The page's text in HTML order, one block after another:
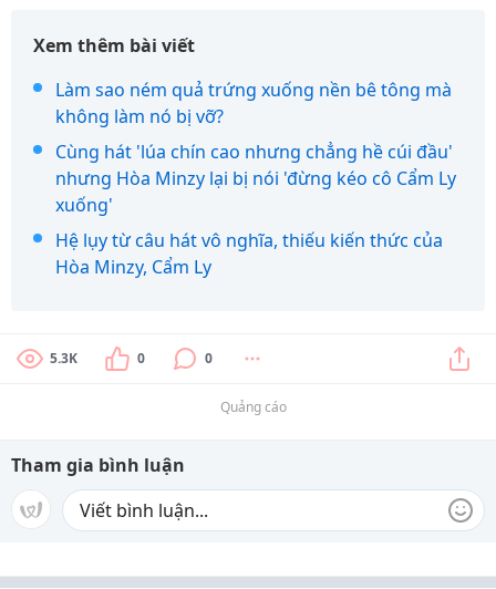
Xem thêm bài viết
Làm sao ném quả trứng xuống nền bê tông mà
không làm nó bị vỡ?
Cùng hát 'lúa chín cao nhưng chẳng hề cúi đầu'
nhưng Hòa Minzy lại bị nói 'đừng kéo cô Cẩm Ly
xuống'
Hệ lụy từ câu hát vô nghĩa, thiếu kiến thức của
Hòa Minzy, Cẩm Ly
5.3K 0 0
Quảng cáo
Tham gia bình luận